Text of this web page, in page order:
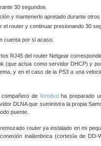
30 segundos.
y mantenerlo apretado durante otros
router y continuar presionando 30
cuenta por si acaso.
RJ45 del router Netgear
(que actua como servidor DHCP) y
y en el caso de la PS3 a una
de forodvdha preparado
DLNA que suministra la propia
puente.
router ya instalado en mi
inalámbrica (cortesía de DD-